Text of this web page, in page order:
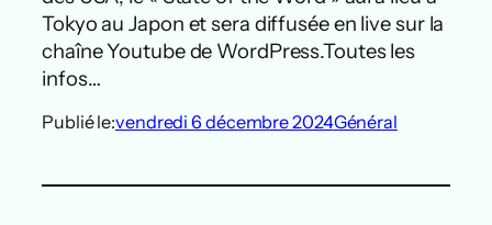
Tokyo au Japon et sera diffusée en live sur la
chaîne Youtube de WordPress.Toutes les
infos…
Publié le:vendredi 6 décembre 2024Général